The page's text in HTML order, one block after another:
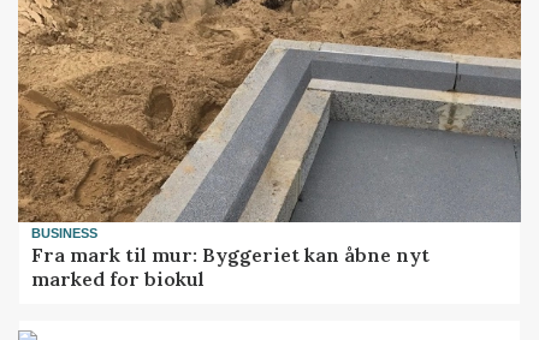
BUSINESS
Fra mark til mur: Byggeriet kan åbne nyt
marked for biokul